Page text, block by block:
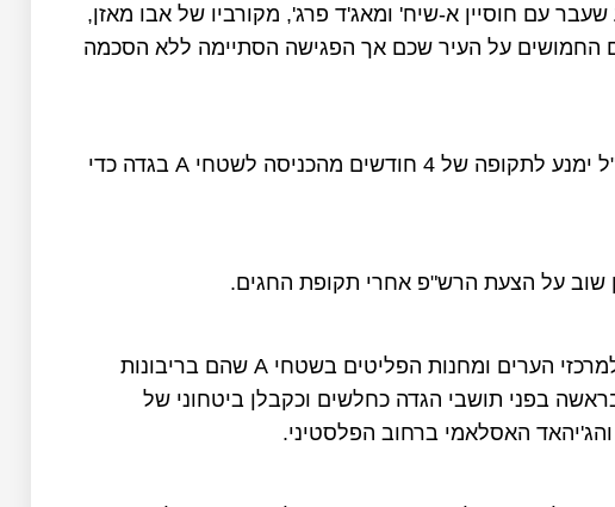
עם חוסיין א-שיח' ומאג'ד פרג', מקורביו של אבו מאזן,
על העיר שכם אך הפגישה הסתיימה ללא הסכמה
נציגי ישראל דחו את ההצעה של הרש"פ כי צה"ל ימנע לתקופה של 4 חודשים מהכניסה לשטחי A בגדה כדי
שוב על הצעת הרש"פ אחרי תקופת החגים.
בכירים ברש"פ אומרים כי כניסת כוחות צה"ל למרכזי הערים ומחנות הפליטים בשטחי A שהם בריבונות
בפני תושבי הגדה כחלשים וכקבלן ביטחוני של
האסלאמי ברחוב הפלסטיני.